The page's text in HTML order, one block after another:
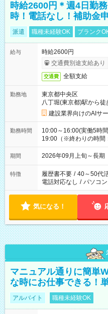
時給2600円＊週4日勤
時！電話なし！補助金
派遣 職種未経験OK ブランク
給与
時給2600円
交通費別途支給あり
交通費 全額支給
勤務地
東京都中央区
八丁堀(東京都)駅から徒
建設業界向けのAIサ
勤務時間
10:00～16:00(実働5時
19:00（※終わりの時間
期間 2026年09月上旬～長
特徴 履歴書不要 / 40～50代
電話対応なし / パソコ
気になる！
マニュアル通りに簡単
な時にお仕事できる！
アルバイト 職種未経験OK